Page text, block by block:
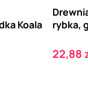
Koala
rybka,
Cena
22,88